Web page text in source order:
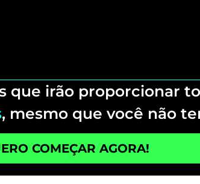
que irão proporcionar
, mesmo que você não
COMEÇAR AGORA!